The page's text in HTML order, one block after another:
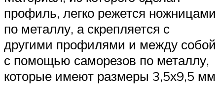
профиль, легко режется ножницами
по металлу, а скрепляется с
другими профилями и между собой
с помощью саморезов по металлу,
которые имеют размеры 3,5х9,5 мм